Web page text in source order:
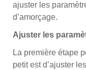
ajuster les
d’amorçage.
Ajuster les
La première étape
petit est d’ajuster